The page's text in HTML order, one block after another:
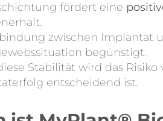
fördert eine
zwischen Implantat
begünstigt.
Stabilität wird das Risiko
entscheidend ist.